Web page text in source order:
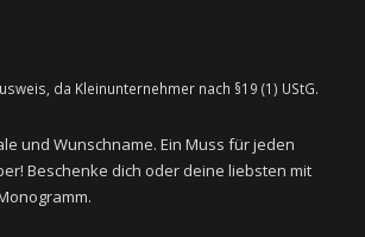
da Kleinunternehmer nach §19 (1) UStG.
und Wunschname. Ein Muss für jeden
Beschenke dich oder deine liebsten mit